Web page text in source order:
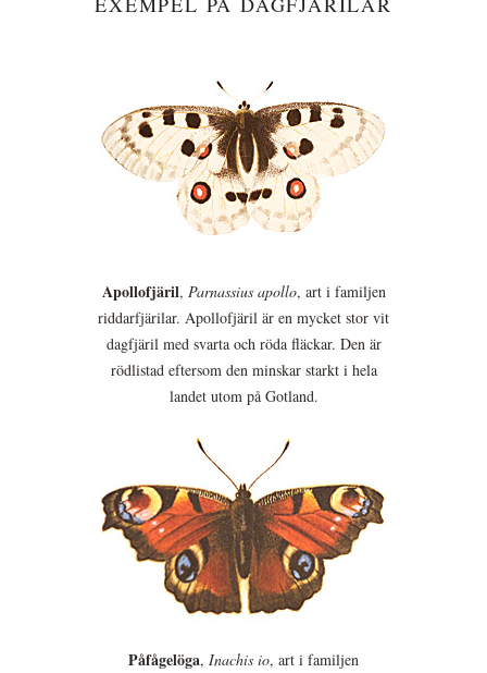
Apollofjäril, Parnassius apollo, art i familjen
riddarfjärilar. Apollofjäril är en mycket stor vit
dagfjäril med svarta och röda fläckar. Den är
rödlistad eftersom den minskar starkt i hela
landet utom på Gotland.
Påfågelöga, Inachis io, art i familjen